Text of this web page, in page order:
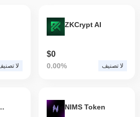
لا
ZKCrypt AI
$0
0.00% لا تصنيف
Club NIMS Token